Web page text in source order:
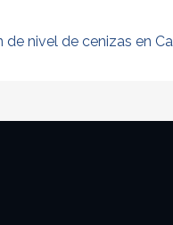
de nivel de cenizas en